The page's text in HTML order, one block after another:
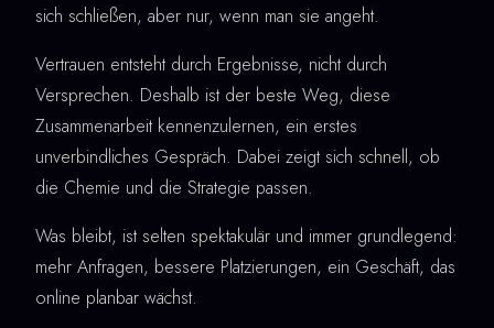
sich schließen, aber nur, wenn man sie angeht.
Vertrauen entsteht durch Ergebnisse, nicht durch
Versprechen. Deshalb ist der beste Weg, diese
Zusammenarbeit kennenzulernen, ein erstes
unverbindliches Gespräch. Dabei zeigt sich schnell, ob
die Chemie und die Strategie passen.
Was bleibt, ist selten spektakulär und immer grundlegend:
mehr Anfragen, bessere Platzierungen, ein Geschäft, das
online planbar wächst.